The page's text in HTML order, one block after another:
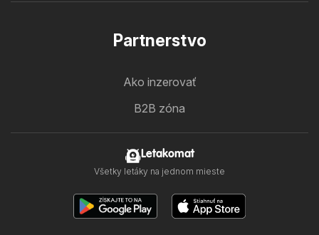
Partnerstvo
Ako inzerovať
B2B zóna
Letakomat
Všetky letáky na jednom mieste